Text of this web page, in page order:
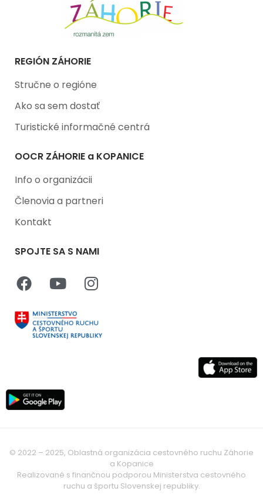
REGIÓN ZÁHORIE
Stručne o regióne
Ako sa sem dostať
Turistické informačné centrá
OOCR ZÁHORIE a KOPANICE
Info o organizácii
Členovia a partneri
Kontakt
SPOJTE SA S NAMI
© 2022 – 2025, Oblastná organizácia cestovného ruchu Záhorie
a Kopanice
Realizované s finančnou podporou Ministerstva cestovného
ruchu a športu Slovenskej republiky.